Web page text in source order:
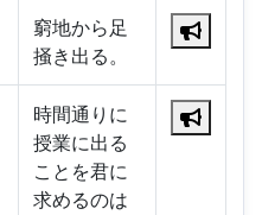
窮地から足
掻き出る。
時間通りに
授業に出る
ことを君に
求めるのは